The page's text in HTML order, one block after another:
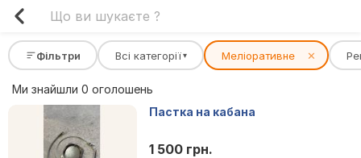
Фільтри Всі категорії ▾ Меліоративне ✕
Ми знайшли 0 оголошень
Пастка на кабана
1 500 грн.